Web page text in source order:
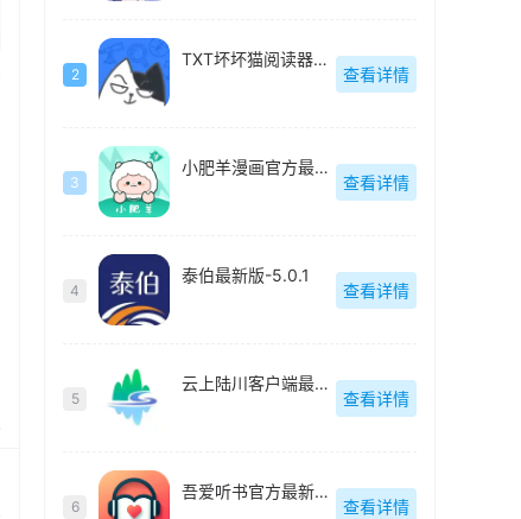
2
TXT坏坏猫阅读器最新版-v1.2.0
查看详情
3
小肥羊漫画官方最新版-v1.0.3
查看详情
4
泰伯最新版-5.0.1
查看详情
5
云上陆川客户端最新版-v3.7.190
查看详情
6
吾爱听书官方最新版-v1.1.0
查看详情